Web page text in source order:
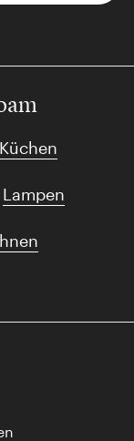
Küchen
Lampen